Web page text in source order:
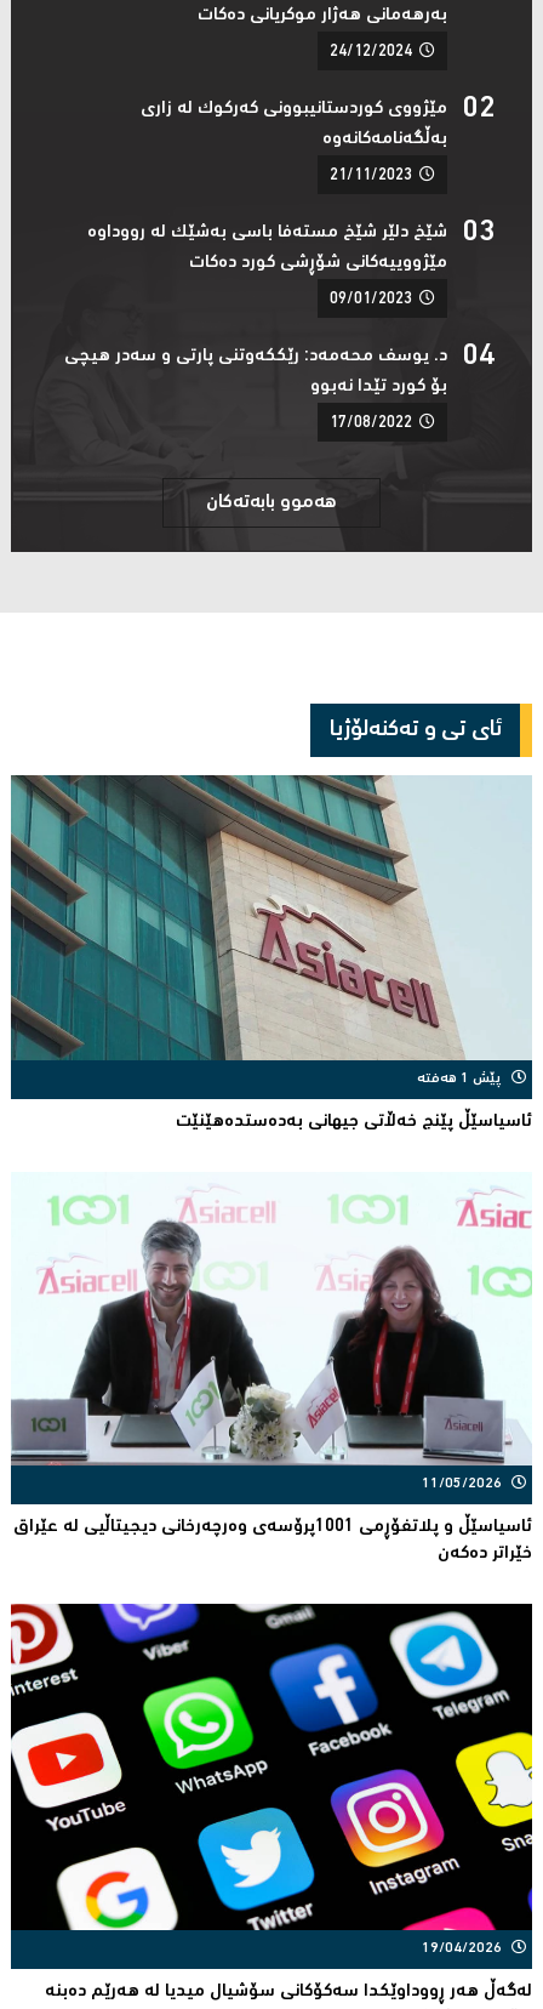
بەرهەمانی هەژار موکریانی دەکات ‌
24/12/2024
مێژووی کوردستانیبوونی کەرکوک لە زاری
بەڵگەنامەکانەوە ‌
21/11/2023
شێخ دلێر شێخ مستەفا باسی بەشێک لە رووداوە
مێژووییەکانی شۆڕشی کورد دەکات‌
09/01/2023
د. یوسف محەمەد: رێککەوتنی پارتی و سەدر هیچی
بۆ کورد تێدا نەبوو ‌
17/08/2022
هەموو بابەتەکان
ئای تی و تەکنەلۆژیا
پێش 1 هەفتە
ئاسیاسێڵ پێنج خەڵاتی جیهانى بەدەستدەهێنێت
11/05/2026
ئاسیاسێڵ و پلاتفۆڕمی 1001پرۆسەی وەرچەرخانی دیجیتاڵیی لە عێراق
خێراتر دەكەن
19/04/2026
لەگەڵ هەر ڕووداوێكدا سەكۆكانی سۆشیال میدیا لە هەرێم دەبنە